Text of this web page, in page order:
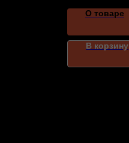
О товаре
В корзину